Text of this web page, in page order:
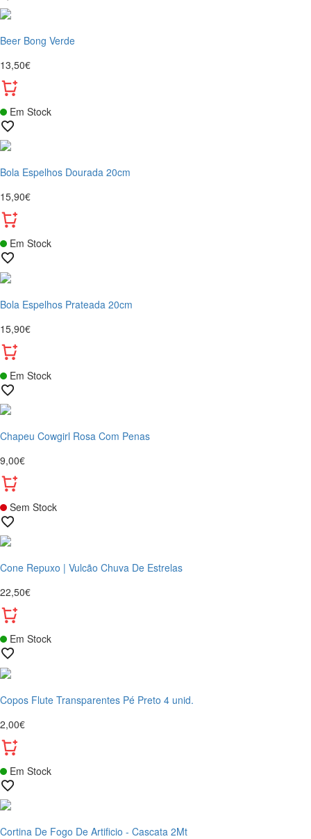
Beer Bong Verde
13,50€
Em Stock
Bola Espelhos Dourada 20cm
15,90€
Em Stock
Bola Espelhos Prateada 20cm
15,90€
Em Stock
Chapeu Cowgirl Rosa Com Penas
9,00€
Sem Stock
Cone Repuxo | Vulcão Chuva De Estrelas
22,50€
Em Stock
Copos Flute Transparentes Pé Preto 4 unid.
2,00€
Em Stock
Cortina De Fogo De Artificio - Cascata 2Mt